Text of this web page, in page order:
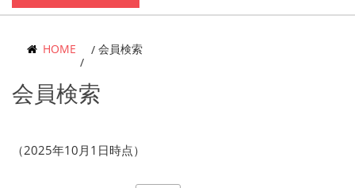
HOME 会員検索
会員検索
（2025年10月1日時点）